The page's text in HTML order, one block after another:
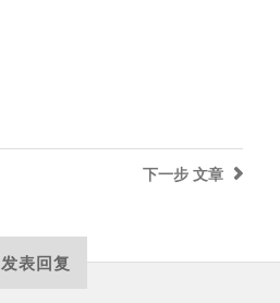
下一步 文章
发表回复